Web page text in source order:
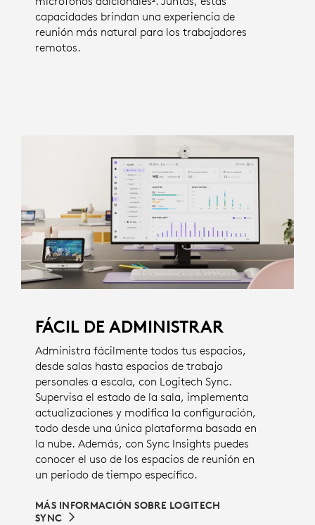
capacidades brindan una experiencia de
reunión más natural para los trabajadores
remotos.
FÁCIL DE ADMINISTRAR
Administra fácilmente todos tus espacios,
desde salas hasta espacios de trabajo
personales a escala, con Logitech Sync.
Supervisa el estado de la sala, implementa
actualizaciones y modifica la configuración,
todo desde una única plataforma basada en
la nube. Además, con Sync Insights puedes
conocer el uso de los espacios de reunión en
un periodo de tiempo específico.
MÁS INFORMACIÓN SOBRE LOGITECH
SYNC